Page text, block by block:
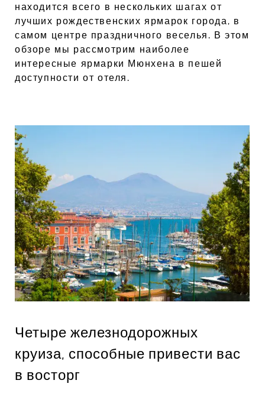
находится всего в нескольких шагах от
лучших рождественских ярмарок города, в
самом центре праздничного веселья. В этом
обзоре мы рассмотрим наиболее
интересные ярмарки Мюнхена в пешей
доступности от отеля.
Четыре железнодорожных
круиза, способные привести вас
в восторг